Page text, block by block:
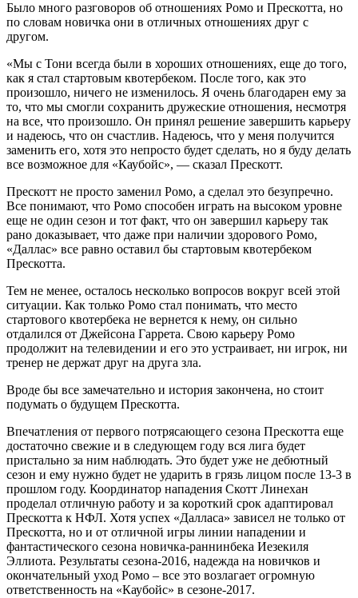
Было много разговоров об отношениях Ромо и Прескотта, но
по словам новичка они в отличных отношениях друг с
другом.
«Мы с Тони всегда были в хороших отношениях, еще до того,
как я стал стартовым квотербеком. После того, как это
произошло, ничего не изменилось. Я очень благодарен ему за
то, что мы смогли сохранить дружеские отношения, несмотря
на все, что произошло. Он принял решение завершить карьеру
и надеюсь, что он счастлив. Надеюсь, что у меня получится
заменить его, хотя это непросто будет сделать, но я буду делать
все возможное для «Каубойс», — сказал Прескотт.
Прескотт не просто заменил Ромо, а сделал это безупречно.
Все понимают, что Ромо способен играть на высоком уровне
еще не один сезон и тот факт, что он завершил карьеру так
рано доказывает, что даже при наличии здорового Ромо,
«Даллас» все равно оставил бы стартовым квотербеком
Прескотта.
Тем не менее, осталось несколько вопросов вокруг всей этой
ситуации. Как только Ромо стал понимать, что место
стартового квотербека не вернется к нему, он сильно
отдалился от Джейсона Гаррета. Свою карьеру Ромо
продолжит на телевидении и его это устраивает, ни игрок, ни
тренер не держат друг на друга зла.
Вроде бы все замечательно и история закончена, но стоит
подумать о будущем Прескотта.
Впечатления от первого потрясающего сезона Прескотта еще
достаточно свежие и в следующем году вся лига будет
пристально за ним наблюдать. Это будет уже не дебютный
сезон и ему нужно будет не ударить в грязь лицом после 13-3 в
прошлом году. Координатор нападения Скотт Линехан
проделал отличную работу и за короткий срок адаптировал
Прескотта к НФЛ. Хотя успех «Далласа» зависел не только от
Прескотта, но и от отличной игры линии нападении и
фантастического сезона новичка-раннинбека Иезекиля
Эллиота. Результаты сезона-2016, надежда на новичков и
окончательный уход Ромо – все это возлагает огромную
ответственность на «Каубойс» в сезоне-2017.